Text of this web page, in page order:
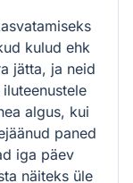
kulud ehk
jätta, ja neid
algus, kui
paned
iga päev
näiteks üle